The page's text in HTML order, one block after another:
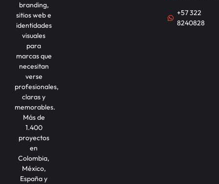
branding,
sitios web e
identidades
visuales
para
marcas que
necesitan
verse
profesionales,
claras y
memorables.
Más de
1.400
proyectos
en
Colombia,
México,
España y
+57 322
8240828